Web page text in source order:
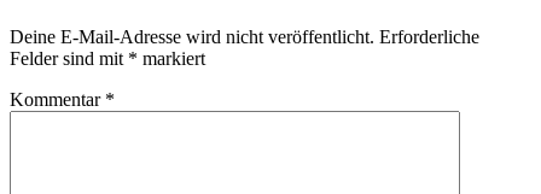
Deine E-Mail-Adresse wird nicht veröffentlicht. Erforderliche
Felder sind mit * markiert
Kommentar *